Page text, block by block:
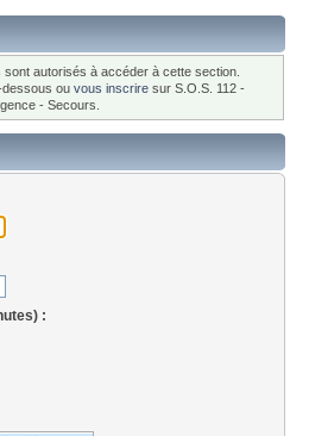
autorisés à accéder à cette section.
ou vous inscrire sur S.O.S. 112 -
- Secours.
: